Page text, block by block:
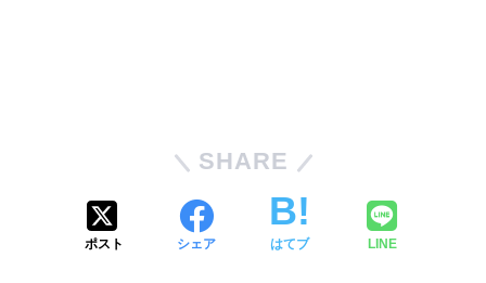
SHARE
ポスト シェア はてブ LINE